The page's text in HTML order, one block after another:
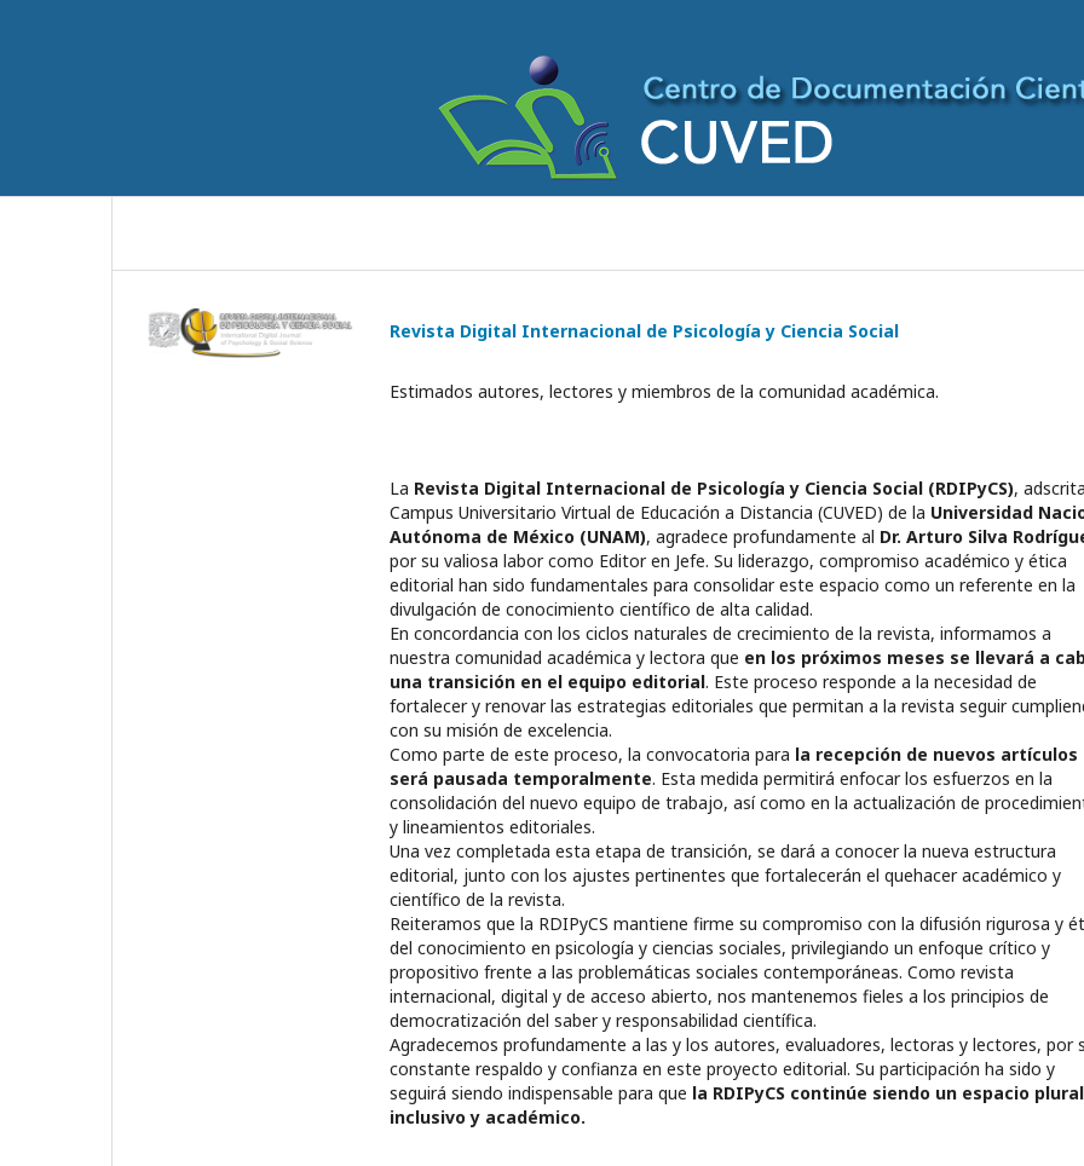
Revista Digital Internacional de Psicología y Ciencia Social
Estimados autores, lectores y miembros de la comunidad académica.
La Revista Digital Internacional de Psicología y Ciencia Social (RDIPyCS),
Campus Universitario Virtual de Educación a Distancia (CUVED) de la Universidad
Autónoma de México (UNAM), agradece profundamente al Dr. Arturo Silva
por su valiosa labor como Editor en Jefe. Su liderazgo, compromiso académico y ética
editorial han sido fundamentales para consolidar este espacio como un referente en la
divulgación de conocimiento científico de alta calidad.
En concordancia con los ciclos naturales de crecimiento de la revista, informamos a
nuestra comunidad académica y lectora que en los próximos meses se llevará a
una transición en el equipo editorial. Este proceso responde a la necesidad de
fortalecer y renovar las estrategias editoriales que permitan a la revista seguir
con su misión de excelencia.
Como parte de este proceso, la convocatoria para la recepción de nuevos artículos
será pausada temporalmente. Esta medida permitirá enfocar los esfuerzos en la
consolidación del nuevo equipo de trabajo, así como en la actualización de
y lineamientos editoriales.
Una vez completada esta etapa de transición, se dará a conocer la nueva estructura
editorial, junto con los ajustes pertinentes que fortalecerán el quehacer académico y
científico de la revista.
Reiteramos que la RDIPyCS mantiene firme su compromiso con la difusión rigurosa y
del conocimiento en psicología y ciencias sociales, privilegiando un enfoque crítico y
propositivo frente a las problemáticas sociales contemporáneas. Como revista
internacional, digital y de acceso abierto, nos mantenemos fieles a los principios de
democratización del saber y responsabilidad científica.
Agradecemos profundamente a las y los autores, evaluadores, lectoras y lectores, por
constante respaldo y confianza en este proyecto editorial. Su participación ha sido y
seguirá siendo indispensable para que la RDIPyCS continúe siendo un espacio
inclusivo y académico.